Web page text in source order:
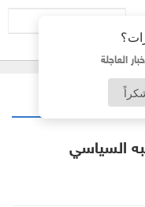
العاجلة
السياسي